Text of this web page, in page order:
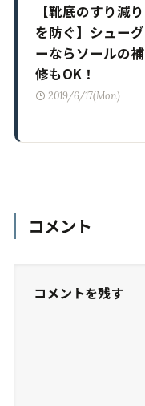
【靴底のすり減り
を防ぐ】シューグ
ーならソールの補
修もOK！
2019/6/17(Mon)
コメント
コメントを残す